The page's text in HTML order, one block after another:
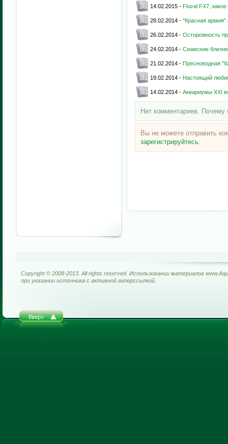
14.02.2015 - Fluval FX7,
28.02.2014 - "Красная
26.02.2014 - Осторожность
24.02.2014 - Сиамские
21.02.2014 - Пресноводная
19.02.2014 - Настоящий
14.02.2014 - Аквариумы XXI
Нет комментариев.
Вы не можете отправить
зарегистрируйтесь.
Copyright © 2008-2013. All rights reserved. Использовании материалов
при указании источника с активной гиперссылкой.